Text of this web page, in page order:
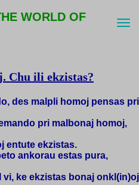
WORLD OF
Chu ili ekzistas?
des malpli homoj pensas pri
pri malbonaj homoj,
entute ekzistas.
ankorau estas pura,
ke ekzistas bonaj onkl(in)oj